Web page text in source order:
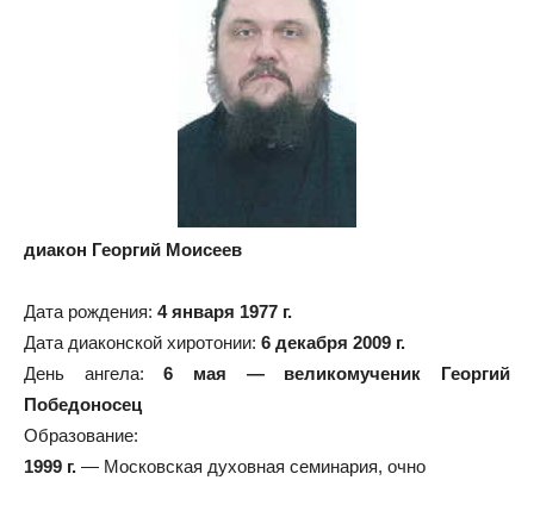
диакон Георгий Моисеев
Дата рождения: 4 января 1977 г.
Дата диаконской хиротонии: 6 декабря 2009 г.
День ангела:6 мая — великомученик Георгий
Победоносец
Образование:
1999 г. — Московская духовная семинария, очно